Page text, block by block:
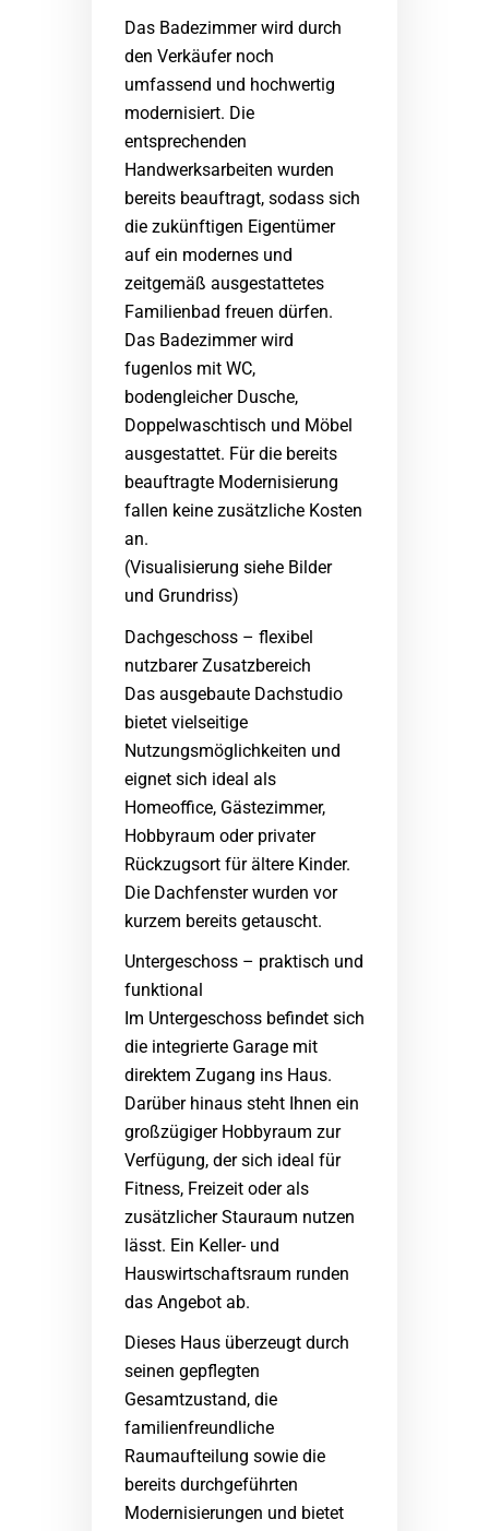
Das Badezimmer wird durch
den Verkäufer noch
umfassend und hochwertig
modernisiert. Die
entsprechenden
Handwerksarbeiten wurden
bereits beauftragt, sodass sich
die zukünftigen Eigentümer
auf ein modernes und
zeitgemäß ausgestattetes
Familienbad freuen dürfen.
Das Badezimmer wird
fugenlos mit WC,
bodengleicher Dusche,
Doppelwaschtisch und Möbel
ausgestattet. Für die bereits
beauftragte Modernisierung
fallen keine zusätzliche Kosten
an.
(Visualisierung siehe Bilder
und Grundriss)
Dachgeschoss – flexibel
nutzbarer Zusatzbereich
Das ausgebaute Dachstudio
bietet vielseitige
Nutzungsmöglichkeiten und
eignet sich ideal als
Homeoffice, Gästezimmer,
Hobbyraum oder privater
Rückzugsort für ältere Kinder.
Die Dachfenster wurden vor
kurzem bereits getauscht.
Untergeschoss – praktisch und
funktional
Im Untergeschoss befindet sich
die integrierte Garage mit
direktem Zugang ins Haus.
Darüber hinaus steht Ihnen ein
großzügiger Hobbyraum zur
Verfügung, der sich ideal für
Fitness, Freizeit oder als
zusätzlicher Stauraum nutzen
lässt. Ein Keller- und
Hauswirtschaftsraum runden
das Angebot ab.
Dieses Haus überzeugt durch
seinen gepflegten
Gesamtzustand, die
familienfreundliche
Raumaufteilung sowie die
bereits durchgeführten
Modernisierungen und bietet